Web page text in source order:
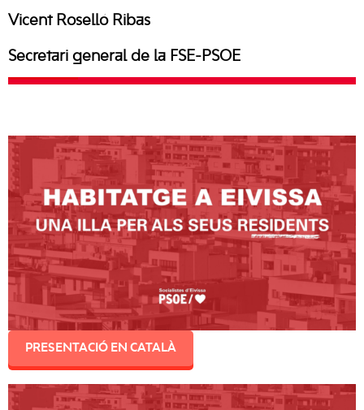
Vicent Roselló Ribas
Secretari general de la FSE-PSOE
PRESENTACIÓ EN CATALÀ